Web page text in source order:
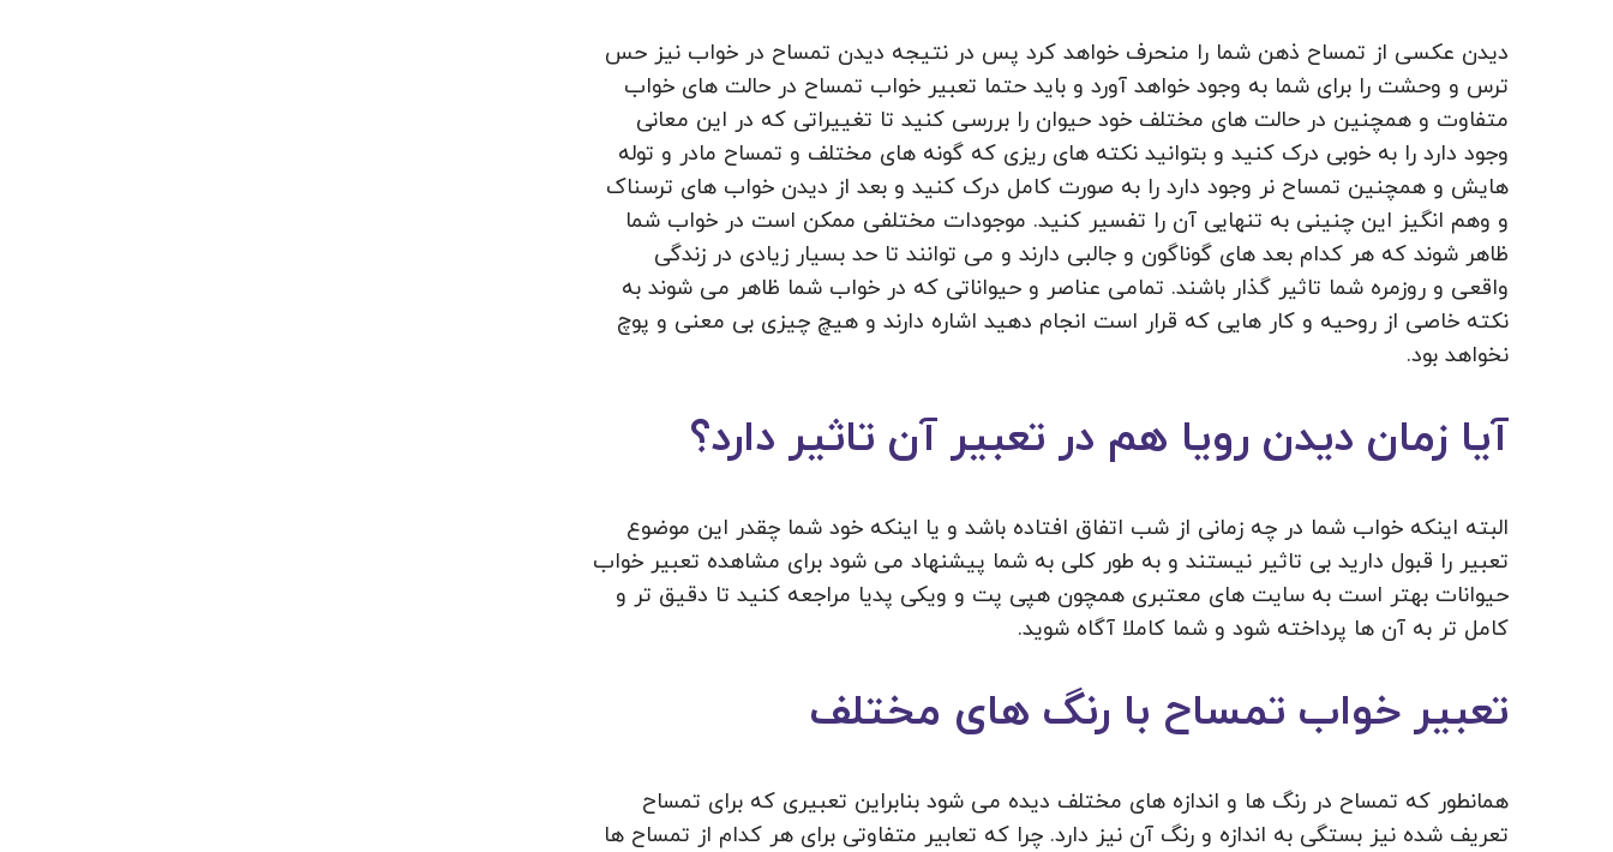
دیدن عکسی از تمساح ذهن شما را منحرف خواهد کرد پس در نتیجه دیدن تمساح در خواب نیز حس
ترس و وحشت را برای شما به وجود خواهد آورد و باید حتما تعبیر خواب تمساح در حالت های خواب
متفاوت و همچنین در حالت های مختلف خود حیوان را بررسی کنید تا تغییراتی که در این معانی
وجود دارد را به خوبی درک کنید و بتوانید نکته‌ های ریزی که گونه های مختلف و تمساح مادر و توله
هایش و همچنین تمساح نر وجود دارد را به صورت کامل درک کنید و بعد از دیدن خواب های ترسناک
و وهم انگیز این چنینی به تنهایی آن را تفسیر کنید. موجودات مختلفی ممکن است در خواب شما
ظاهر شوند که هر کدام بعد های گوناگون و جالبی دارند و می توانند تا حد بسیار زیادی در زندگی
واقعی و روزمره شما تاثیر گذار باشند. تمامی عناصر و حیواناتی که در خواب شما ظاهر می شوند به
نکته خاصی از روحیه و کار هایی که قرار است انجام دهید اشاره دارند و هیچ چیزی بی معنی و پوچ
نخواهد بود.
آیا زمان دیدن رویا هم در تعبیر آن تاثیر دارد؟
البته اینکه خواب شما در چه زمانی از شب اتفاق افتاده باشد و یا اینکه خود شما چقدر این موضوع
تعبیر را قبول دارید بی تاثیر نیستند و به طور کلی به شما پیشنهاد می شود برای مشاهده تعبیر خواب
حیوانات بهتر است به سایت های معتبری همچون هپی پت و ویکی پدیا مراجعه کنید تا دقیق تر و
کامل تر به آن ها پرداخته شود و شما کاملا آگاه شوید.
تعبیر خواب تمساح با رنگ های مختلف
همانطور که تمساح در رنگ ‌ها و اندازه ‌های مختلف دیده می ‌شود بنابراین تعبیری که برای تمساح
تعریف شده نیز بستگی به اندازه و رنگ آن نیز دارد. چرا که تعابیر متفاوتی برای هر کدام از تمساح ها